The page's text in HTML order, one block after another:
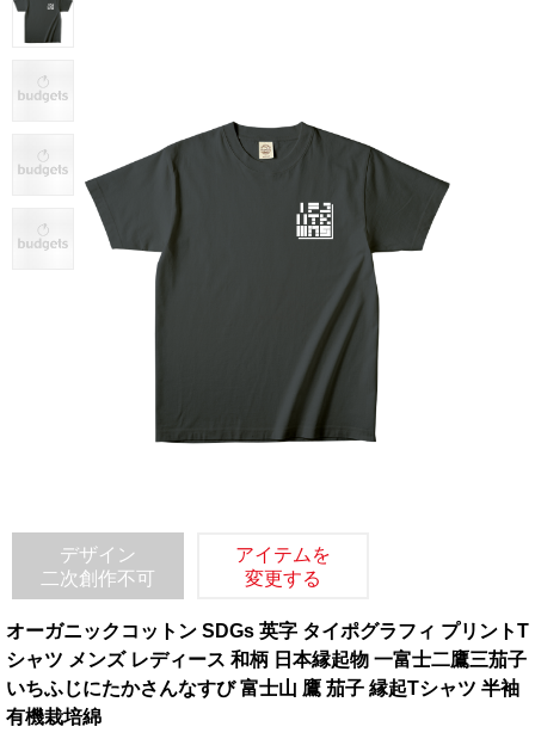
デザイン
二次創作不可
アイテムを
変更する
オーガニックコットン SDGs 英字 タイポグラフィ プリントT
シャツ メンズ レディース 和柄 日本縁起物 一富士二鷹三茄子
いちふじにたかさんなすび 富士山 鷹 茄子 縁起Tシャツ 半袖
有機栽培綿